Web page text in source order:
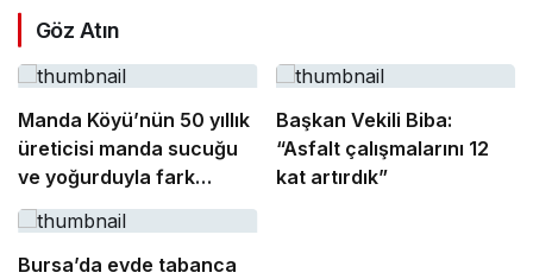
Göz Atın
Manda Köyü’nün 50 yıllık
üreticisi manda sucuğu
ve yoğurduyla fark
oluşturdu
Başkan Vekili Biba:
“Asfalt çalışmalarını 12
kat artırdık”
Bursa’da evde tabanca